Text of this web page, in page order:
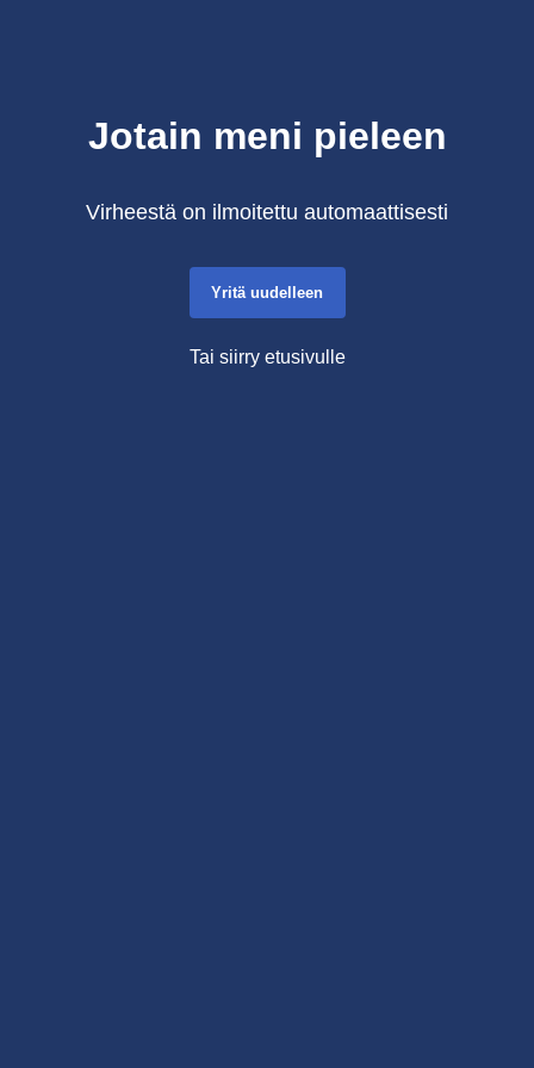
Jotain meni pieleen
Virheestä on ilmoitettu automaattisesti
Yritä uudelleen
Tai siirry etusivulle